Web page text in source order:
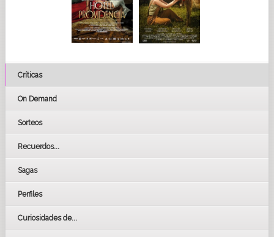
Críticas
On Demand
Sorteos
Recuerdos...
Sagas
Perfiles
Curiosidades de...